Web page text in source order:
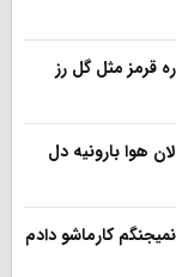
قرمز مثل گل رز
هوا بارونیه دل
کارماشو دادم